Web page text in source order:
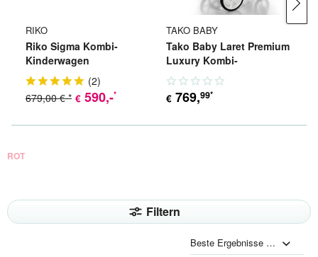
RIKO
Riko Sigma Kombi-
Kinderwagen
(2)
€ 590,-*
679,00 € *
TAKO BABY
Tako Baby Laret Premium
Luxury Kombi-
Kinderwagen
€ 769,99*
ROT
Filtern